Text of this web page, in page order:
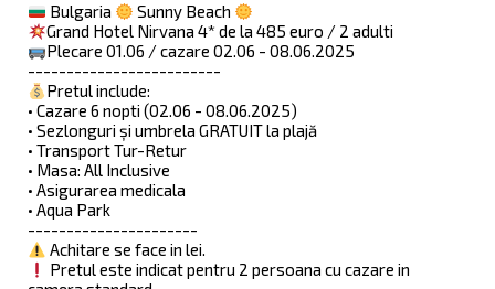
Bulgaria
Sunny Beach
Grand Hotel Nirvana 4* de la 485 euro / 2 adulti
Plecare 01.06 / cazare 02.06 - 08.06.2025
-------------------------
Pretul include:
• Cazare 6 nopti (02.06 - 08.06.2025)
• Sezlonguri și umbrela GRATUIT la plajă
• Transport Tur-Retur
• Masa: All Inclusive
• Asigurarea medicala
• Aqua Park
----------------------
Achitare se face in lei.
Pretul este indicat pentru 2 persoana cu cazare in